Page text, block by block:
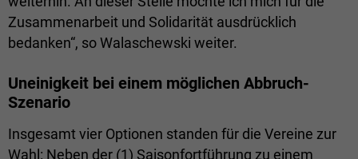
Zusammenarbeit und Solidarität ausdrücklich
bedanken“, so Walaschewski weiter.
Uneinigkeit bei einem möglichen Abbruch-
Szenario
Insgesamt vier Optionen standen für die Vereine zur
Wahl: Neben der (1) Saisonfortführung zu einem